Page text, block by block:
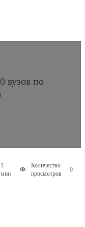
вузов по
1
мин
Количество
просмотров
0